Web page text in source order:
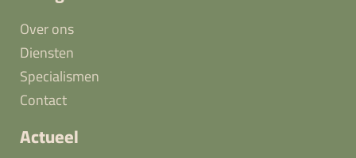
Over ons
Diensten
Specialismen
Contact
Actueel